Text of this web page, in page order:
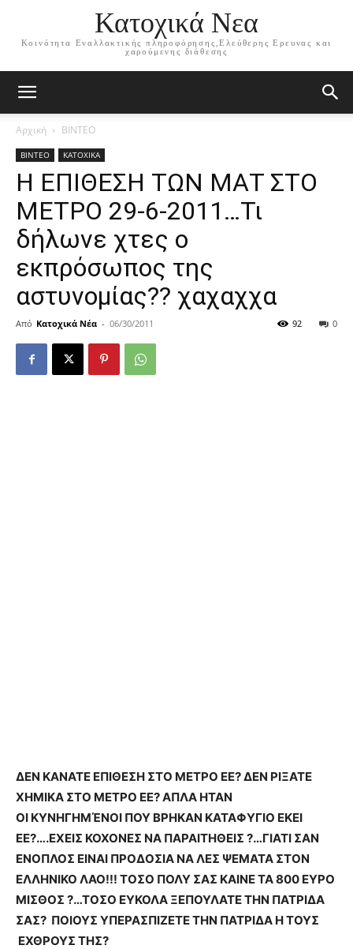
Κατοχικά Νεα
Κοινότητα Εναλλακτικής πληροφόρησης,Ελεύθερης Ερευνας και
χαρούμενης διάθεσης
Αρχική ΒΙΝΤΕΟ
ΒΙΝΤΕΟ ΚΑΤΟΧΙΚΑ
Η ΕΠΙΘΕΣΗ ΤΩΝ ΜΑΤ ΣΤΟ
ΜΕΤΡΟ 29-6-2011…Τι
δήλωνε χτες ο
εκπρόσωπος της
αστυνομίας?? χαχαχχα
Από Κατοχικά Νέα - 06/30/2011 0
92
ΔΕΝ ΚΑΝΑΤΕ ΕΠΙΘΕΣΗ ΣΤΟ ΜΕΤΡΟ ΕΕ? ΔΕΝ ΡΙΞΑΤΕ
ΧΗΜΙΚΑ ΣΤΟ ΜΕΤΡΟ ΕΕ? ΑΠΛΑ ΗΤΑΝ
ΟΙ ΚΥΝΗΓΗΜΈΝΟΙ ΠΟΥ ΒΡΗΚΑΝ ΚΑΤΑΦΥΓΙΟ ΕΚΕΙ
ΕΕ?….ΕΧΕΙΣ ΚΟΧΟΝΕΣ ΝΑ ΠΑΡΑΙΤΗΘΕΙΣ ?…ΓΙΑΤΙ ΣΑΝ
ΕΝΟΠΛΟΣ ΕΙΝΑΙ ΠΡΟΔΟΣΙΑ ΝΑ ΛΕΣ ΨΕΜΑΤΑ ΣΤΟΝ
ΕΛΛΗΝΙΚΟ ΛΑΟ!!! ΤΟΣΟ ΠΟΛΥ ΣΑΣ ΚΑΙΝΕ ΤΑ 800 ΕΥΡΟ
ΜΙΣΘΟΣ ?…ΤΟΣΟ ΕΥΚΟΛΑ ΞΕΠΟΥΛΑΤΕ ΤΗΝ ΠΑΤΡΙΔΑ
ΣΑΣ? ΠΟΙΟΥΣ ΥΠΕΡΑΣΠΙΖΕΤΕ ΤΗΝ ΠΑΤΡΙΔΑ Η ΤΟΥΣ
ΕΧΘΡΟΥΣ ΤΗΣ?